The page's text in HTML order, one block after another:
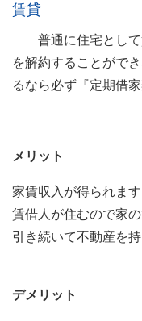
賃貸
普通に住宅として
を解約することがで
るなら必ず『定期借
メリット
家賃収入が得られます
賃借人が住むので家
引き続いて不動産を
デメリット